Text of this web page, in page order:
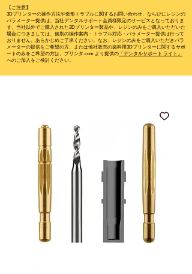
【ご注意】
3Dプリンターの操作方法や造形トラブルに関するお問い合わせ、ならびにレジンの
パラメーター提供は、当社デンタルサポート会員様限定のサービスとなっておりま
す。当社以外でご購入された3Dプリンター製品や、レジンのみをご購入いただいた
場合につきましては、個別の操作案内・トラブル対応・パラメーター提供は行って
おりません。 あらかじめご了承ください。なお、レジンのみをご購入いただきパラ
メーターの提供をご希望の方、または他社販売の歯科用3Dプリンターに関するサポ
ートのみをご希望の方は、プリンタ.com より提供の 「デンタルサポート ライト」
へのご加入をご検討ください。